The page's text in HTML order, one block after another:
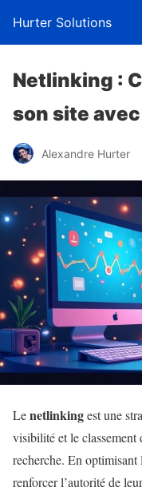
Hurter Solutions
Netlinking :
son site
Alexandre Hurter
Lenetlinkingest une
visibilité et le classement
recherche. En optimisant
renforcer l’autorité de